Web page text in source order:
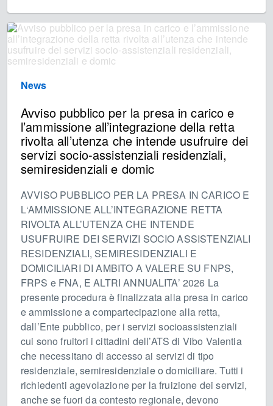
News
Avviso pubblico per la presa in carico e
l’ammissione all’integrazione della retta
rivolta all’utenza che intende usufruire dei
servizi socio-assistenziali residenziali,
semiresidenziali e domic
AVVISO PUBBLICO PER LA PRESA IN CARICO E
L‘AMMISSIONE ALL’INTEGRAZIONE RETTA
RIVOLTA ALL’UTENZA CHE INTENDE
USUFRUIRE DEI SERVIZI SOCIO ASSISTENZIALI
RESIDENZIALI, SEMIRESIDENZIALI E
DOMICILIARI DI AMBITO A VALERE SU FNPS,
FRPS e FNA, E ALTRI ANNUALITA’ 2026 La
presente procedura è finalizzata alla presa in carico
e ammissione a compartecipazione alla retta,
dall’Ente pubblico, per i servizi socioassistenziali
cui sono fruitori i cittadini dell’ATS di Vibo Valentia
che necessitano di accesso ai servizi di tipo
residenziale, semiresidenziale o domiciliare. Tutti i
richiedenti agevolazione per la fruizione dei servizi,
anche se fuori da contesto regionale, devono